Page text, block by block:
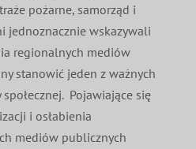
pożarne, samorząd i
jednoznacznie wskazywali
regionalnych mediów
stanowić jeden z ważnych
Pojawiające się
i osłabienia
mediów publicznych